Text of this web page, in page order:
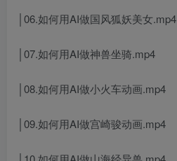
│06.如何用AI做国风狐妖美女.mp4
│07.如何用AI做神兽坐骑.mp4
│08.如何用AI做小火车动画.mp4
│09.如何用AI做宫崎骏动画.mp4